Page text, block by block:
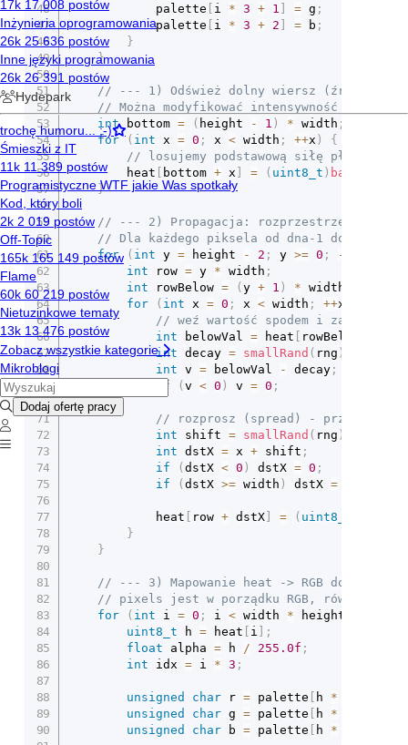
			palette
[ i * 3 + 1 ] = g ;
			palette
[ i * 3 + 2 ] = b ;
}
}
// --- 1) Odśwież dolny wiersz (źródło
// Można modyfikować intensywność bazową
int bottom = ( height - 1 ) * width ;
for
( int x = 0 ; x < width ; ++x )
{
// losujemy podstawową siłę płomienia
		heat
[ bottom + x ] = ( uint8_t ) baseRand
}
// --- 2) Propagacja: rozprzestrzenianie
// Dla każdego piksela od dna-1 do góry:
for
( int y = height - 2 ; y >= 0 ; --
int row = y * width ;
int rowBelow = (y + 1 ) * width
for
( int x = 0 ; x < width ; ++x
// weź wartość spodem i zastosuj
int belowVal = heat [ rowBelow
int decay = smallRand ( rng )
int v = belowVal - decay;
if
(v < 0 ) v = 0 ;
// rozprosz (spread) -
int shift = smallRand ( rng )
int dstX = x + shift ;
if
(dstX < 0 ) dstX = 0 ;
if
(dstX >= width ) dstX = width
			heat
[ row + dstX] = ( uint8_t
}
}
// --- 3) Mapowanie heat -> RGB do
// pixels jest w porządku RGB, równe
for
( int i = 0 ; i < width * height
uint8_t h = heat [ i ] ;
float alpha = h / 255.0f ;
int idx = i * 3 ;
unsigned char r = palette [ h *
unsigned
char g = palette [ h *
unsigned
char b = palette [ h *